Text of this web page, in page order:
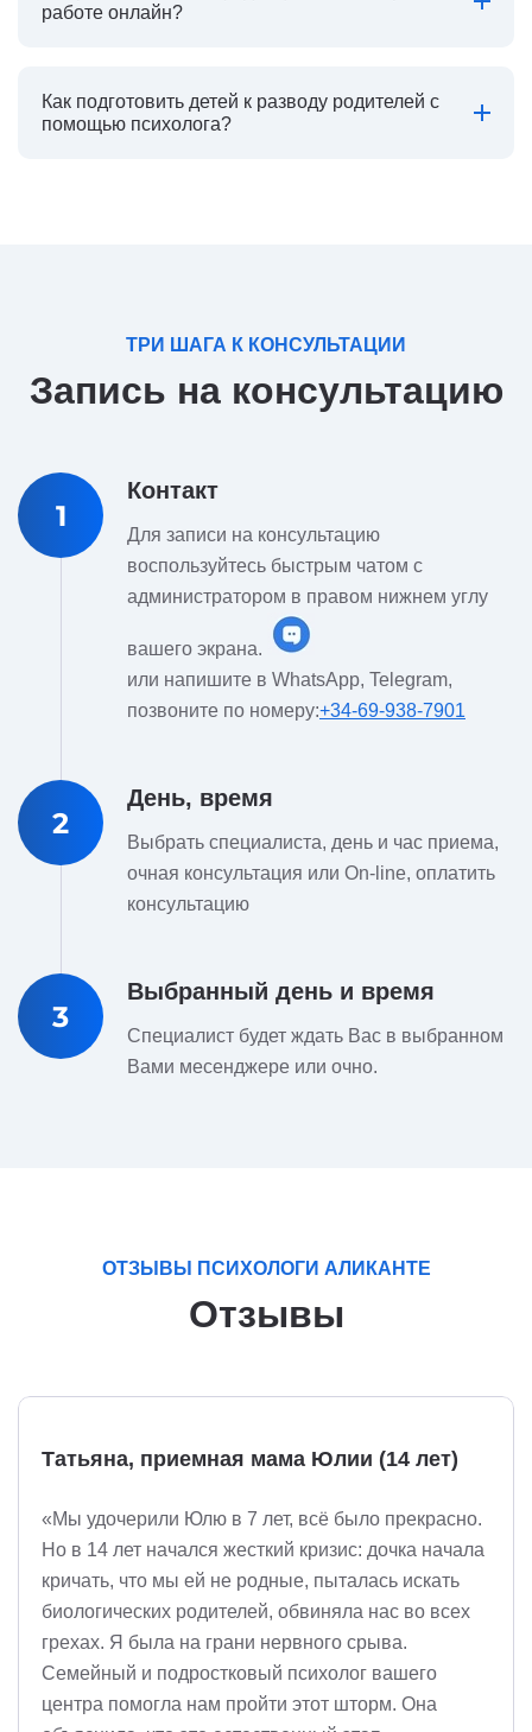
работе онлайн?
Как подготовить детей к разводу родителей с
помощью психолога?
ТРИ ШАГА К КОНСУЛЬТАЦИИ
Запись на консультацию
1
Контакт
Для записи на консультацию
воспользуйтесь быстрым чатом с
администратором в правом нижнем углу
вашего экрана.
или напишите в WhatsApp, Telegram,
позвоните по номеру:+34-69-938-7901
2
День, время
Выбрать специалиста, день и час приема,
очная консультация или On-line, оплатить
консультацию
3
Выбранный день и время
Специалист будет ждать Вас в выбранном
Вами месенджере или очно.
ОТЗЫВЫ ПСИХОЛОГИ АЛИКАНТЕ
Отзывы
Татьяна, приемная мама Юлии (14 лет)
«Мы удочерили Юлю в 7 лет, всё было прекрасно.
Но в 14 лет начался жесткий кризис: дочка начала
кричать, что мы ей не родные, пыталась искать
биологических родителей, обвиняла нас во всех
грехах. Я была на грани нервного срыва.
Семейный и подростковый психолог вашего
центра помогла нам пройти этот шторм. Она